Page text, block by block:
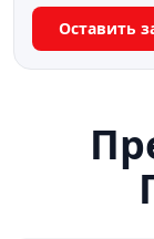
Оставить